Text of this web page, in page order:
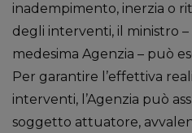
inadempimento, inerzia o
degli interventi, il ministro
medesima Agenzia – può
Per garantire l’effettiva
interventi, l’Agenzia può
soggetto attuatore,